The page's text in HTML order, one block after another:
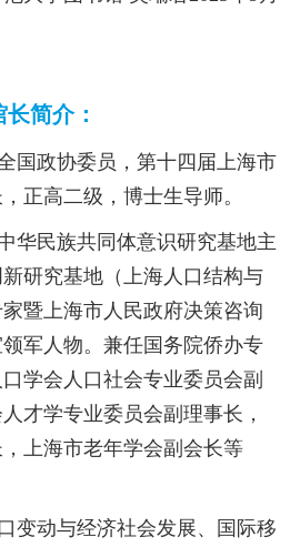
长简介：
政协委员，第十四届上海市
正高二级，博士生导师。
民族共同体意识研究基地主
研究基地（上海人口结构与
暨上海市人民政府决策咨询
军人物。兼任国务院侨办专
学会人口社会专业委员会副
才学专业委员会副理事长，
上海市老年学会副会长等
动与经济社会发展、国际移